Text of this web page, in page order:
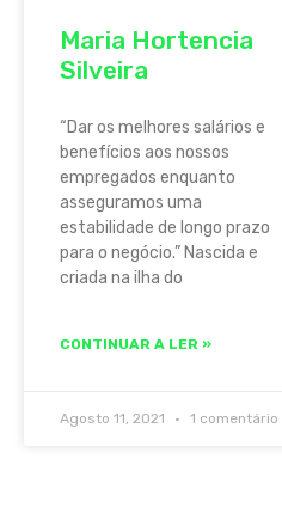
Maria Hortencia
Silveira
“Dar os melhores salários e
benefícios aos nossos
empregados enquanto
asseguramos uma
estabilidade de longo prazo
para o negócio.” Nascida e
criada na ilha do
CONTINUAR A LER »
Agosto 11, 2021 1 comentário